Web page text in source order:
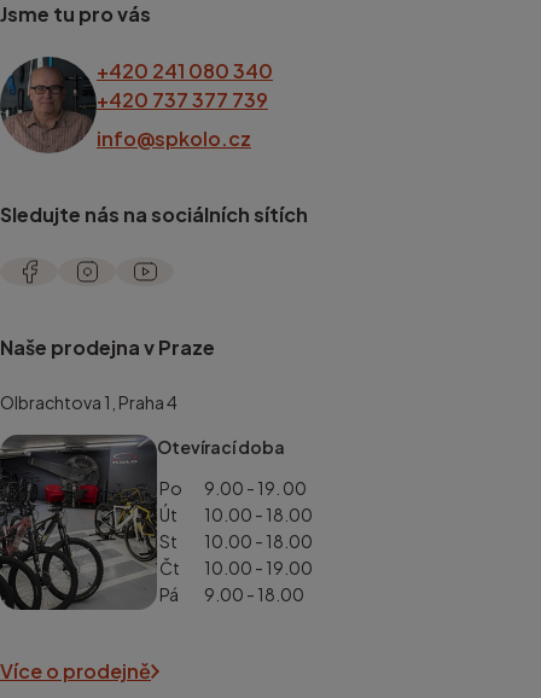
Jsme tu pro vás
+420 241 080 340
+420 737 377 739
info@spkolo.cz
Sledujte nás na sociálních sítích
Naše prodejna v Praze
Olbrachtova 1, Praha 4
Otevírací doba
Po
9.00 - 19. 00
Út
10.00 - 18.00
St
10.00 - 18.00
Čt
10.00 - 19.00
Pá
9.00 - 18.00
Více o prodejně